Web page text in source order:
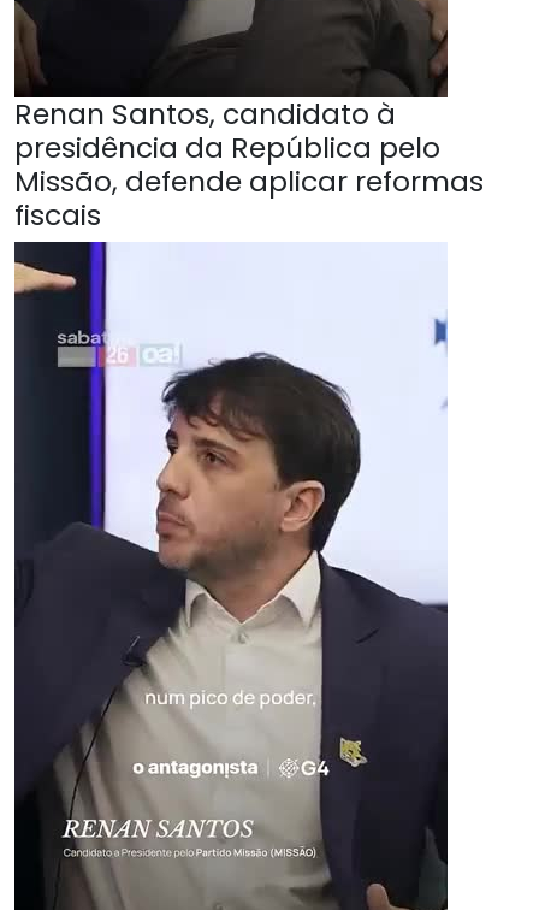
Renan Santos, candidato à
presidência da República pelo
Missão, defende aplicar reformas
fiscais